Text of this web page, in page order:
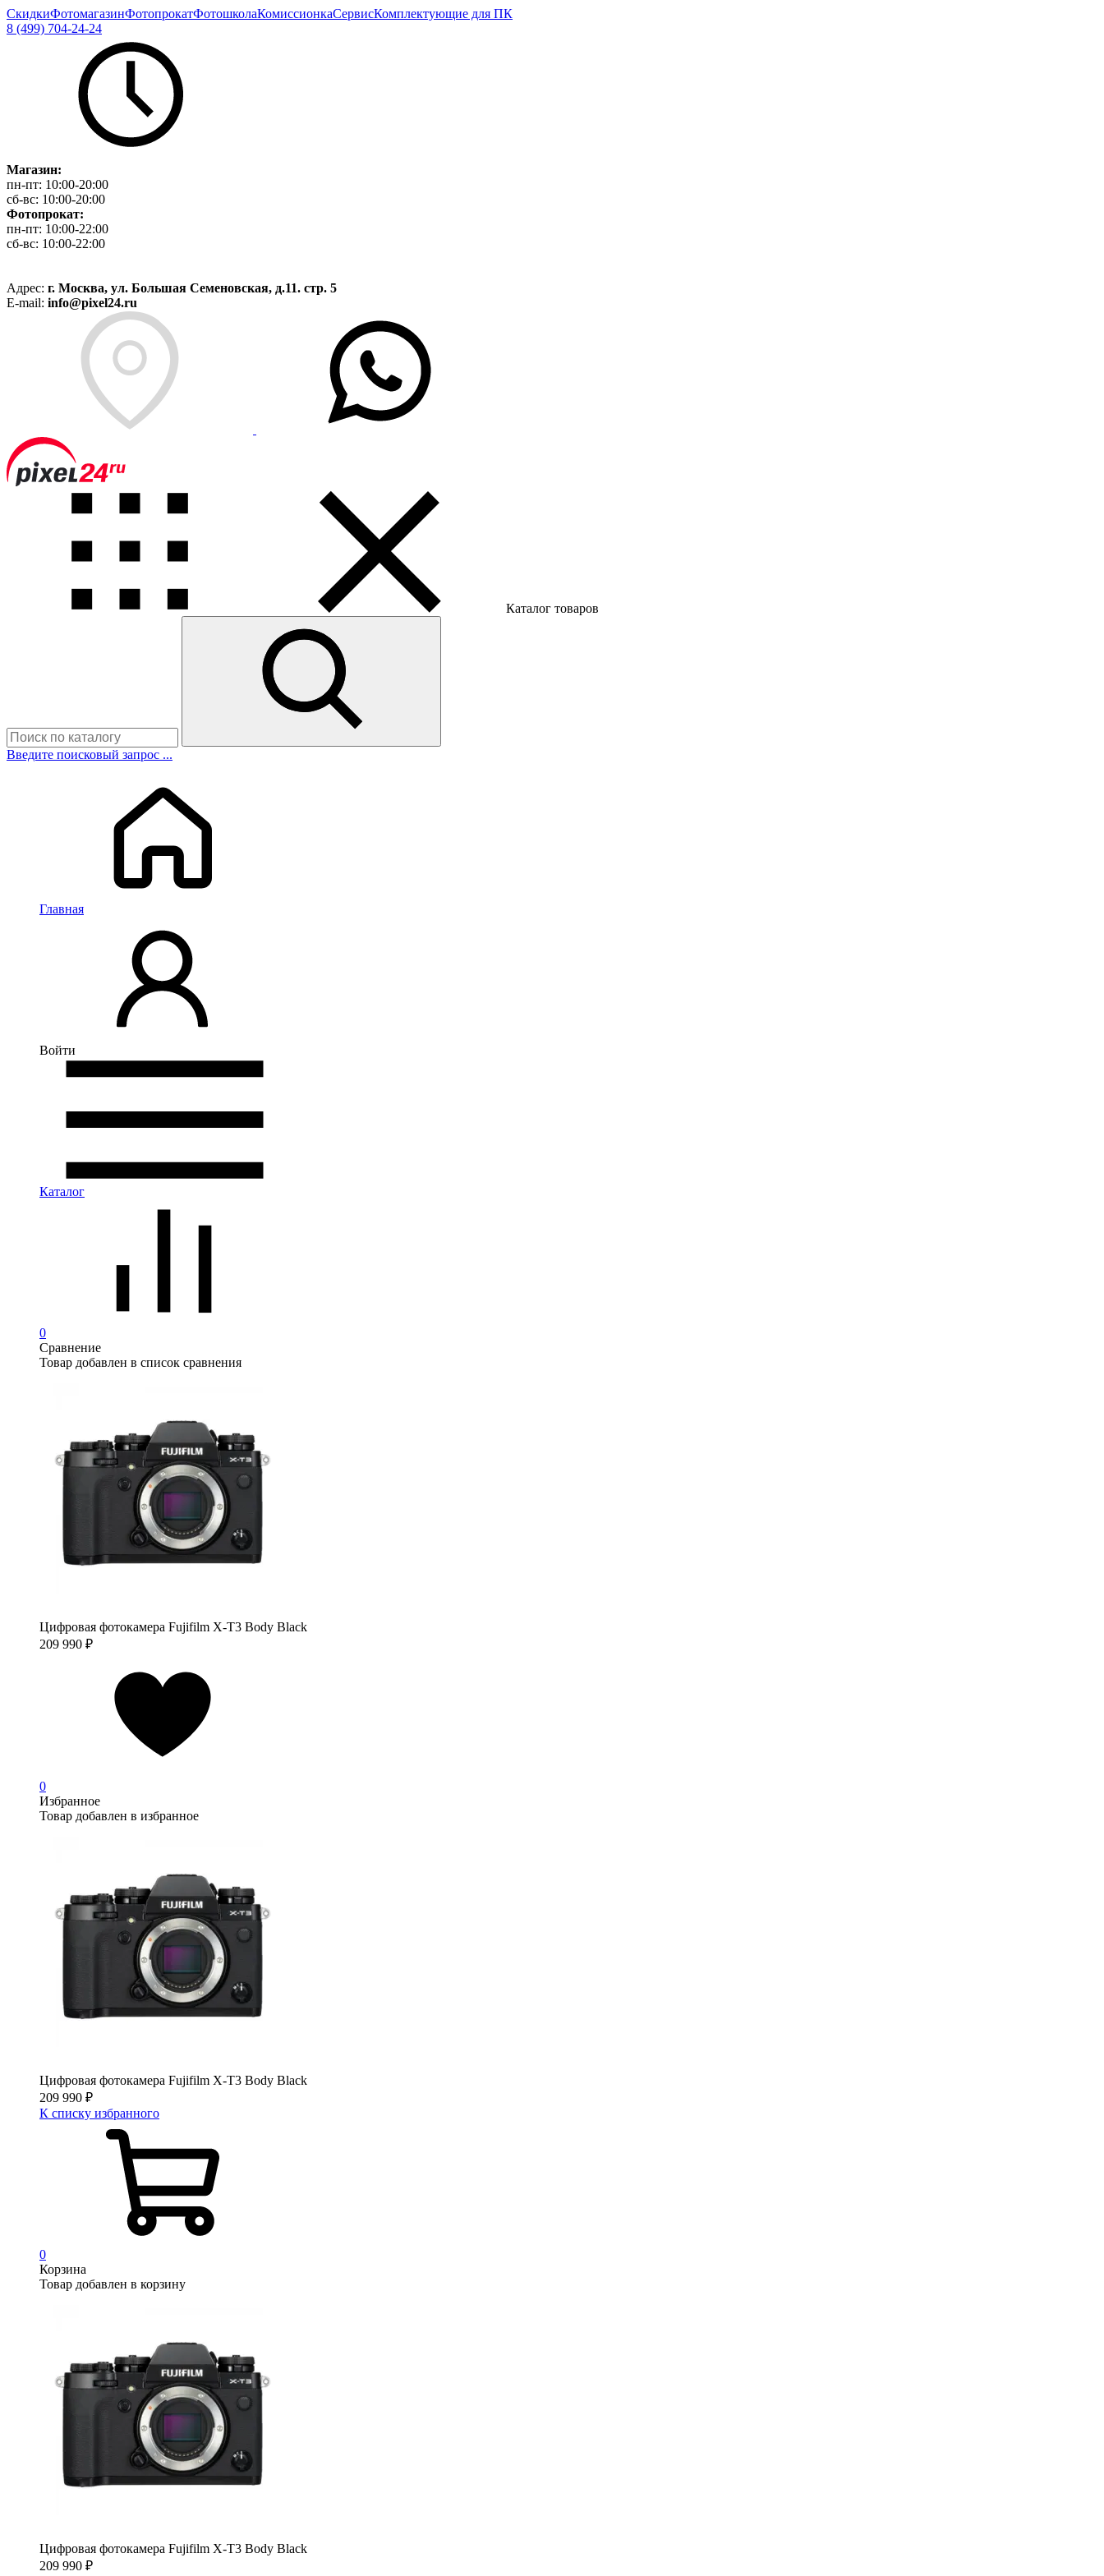
СкидкиФотомагазинФотопрокатФотошколаКомиссионкаСервисКомплектующие для ПК
8 (499) 704-24-24
Магазин:
пн-пт: 10:00-20:00
сб-вс: 10:00-20:00
Фотопрокат:
пн-пт: 10:00-22:00
сб-вс: 10:00-22:00
Адрес: г. Москва, ул. Большая Семеновская, д.11. стр. 5
E-mail: info@pixel24.ru
Каталог товаров
Введите поисковый запрос ...
Главная
Войти
Каталог
0
Сравнение
Товар добавлен в список сравнения
Цифровая фотокамера Fujifilm X-T3 Body Black
209 990 ₽
0
Избранное
Товар добавлен в избранное
Цифровая фотокамера Fujifilm X-T3 Body Black
209 990 ₽
К списку избранного
0
Корзина
Товар добавлен в корзину
Цифровая фотокамера Fujifilm X-T3 Body Black
209 990 ₽